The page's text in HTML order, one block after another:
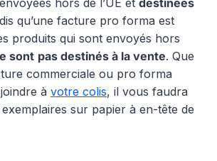
hors de l’UE et destinées
qu’une facture pro forma est
produits qui sont envoyés hors
sont pas destinés à la vente. Que
commerciale ou pro forma
à votre colis, il vous faudra
sur papier à en-tête de